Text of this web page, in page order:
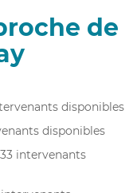
de
disponibles
disponibles
33 intervenants